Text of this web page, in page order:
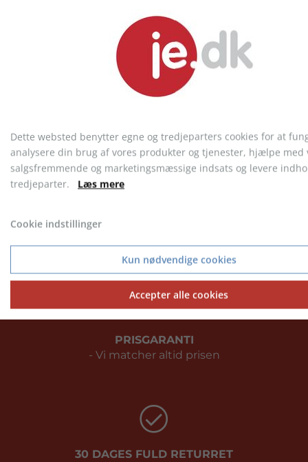
fra 23,59 kr.
fra 60,46 kr.
KONTAKT KUNDESERVICE
PRISGARANTI
- Vi matcher altid prisen
30 DAGES FULD RETURRET
Dette websted benytter egne og tredjeparters cookies for at
analysere din brug af vores produkter og tjenester, hjælpe med
salgsfremmende og marketingsmæssige indsats og levere
tredjeparter. Læs mere
Cookie indstillinger
Kun nødvendige cookies
Accepter alle cookies